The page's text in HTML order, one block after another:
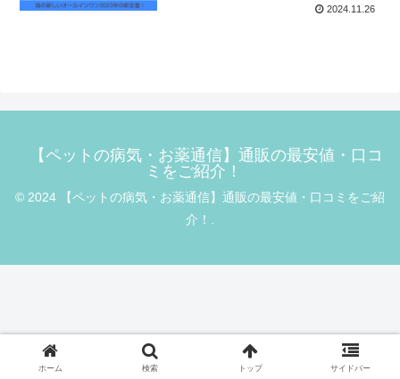
2024.11.26
【ペットの病気・お薬通信】通販の最安値・口コ
ミをご紹介！
© 2024 【ペットの病気・お薬通信】通販の最安値・口コミをご紹
介！.
ホーム 検索 トップ サイドバー